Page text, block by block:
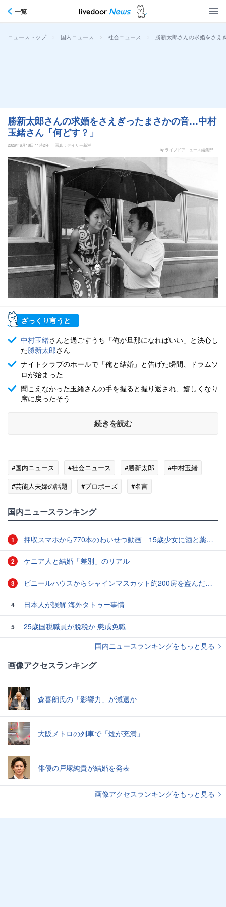
一覧
ニューストップ > 国内ニュース > 社会ニュース > 勝新太郎さんの求婚をさえ
勝新太郎さんの求婚をさえぎったまさかの音…中村
玉緒さん「何どす？」
2026年6月18日 11時2分
写真：デイリー新潮
by ライブドアニュース編集部
ざっくり言うと
中村玉緒さんと過ごすうち「俺が旦那になればいい」と決心し
た勝新太郎さん
ナイトクラブのホールで「俺と結婚」と告げた瞬間、ドラムソ
ロが始まった
聞こえなかった玉緒さんの手を握ると握り返され、嬉しくなり
席に戻ったそう
続きを読む
#国内ニュース #社会ニュース #勝新太郎
#中村玉緒
#芸能人夫婦の話題
#プロポーズ #名言
国内ニュースランキング
1 押収スマホから770本のわいせつ動画 15歳少女に酒と薬飲ませ性的暴行か 54歳男を再逮捕 「薬もありますよ」とSNSで誘い出し
2 ケニア人と結婚「差別」のリアル
3 ビニールハウスからシャインマスカット約200房を盗んだ疑い ネットで販売か 無職の男（42）逮捕 岡山県警
4 日本人が誤解 海外タトゥー事情
5
25歳国税職員が脱税か 懲戒免職
国内ニュースランキングをもっと見る
画像アクセスランキング
森喜朗氏の「影響力」が減退か
大阪メトロの列車で「煙が充満」
俳優の戸塚純貴が結婚を発表
画像アクセスランキングをもっと見る